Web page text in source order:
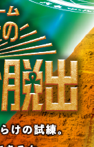
の方
制作
るお